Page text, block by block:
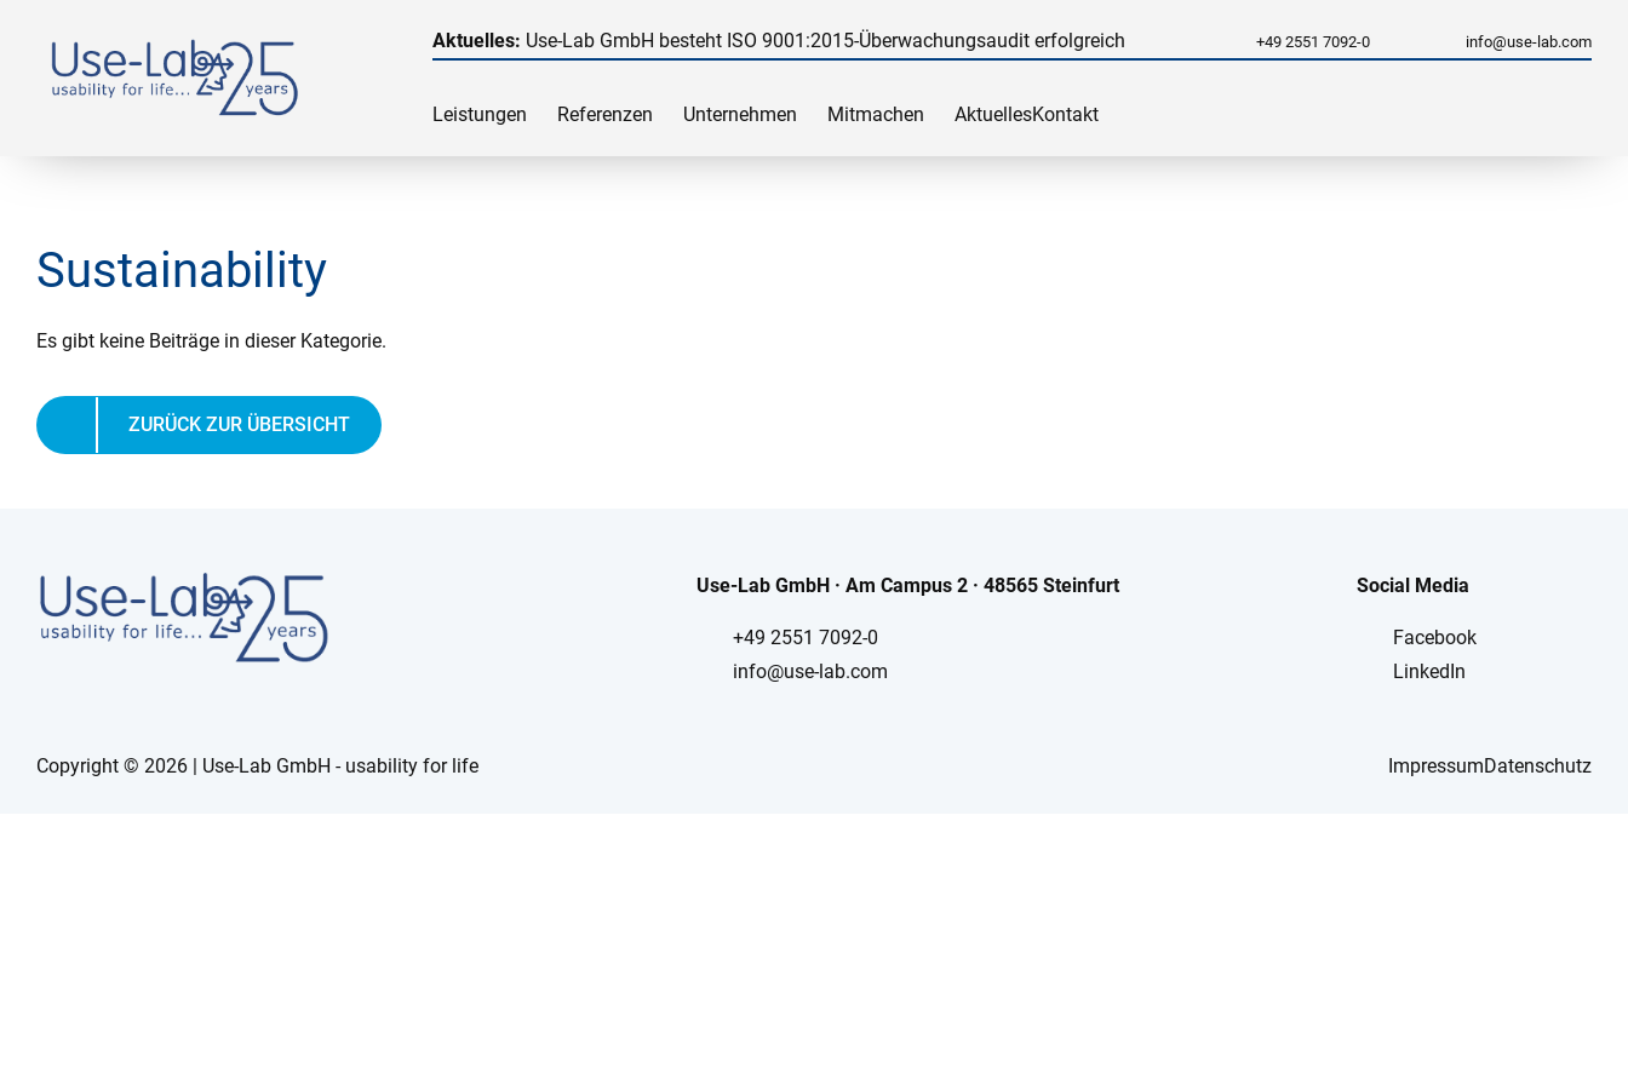
Aktuelles: Use-Lab GmbH besteht ISO 9001:2015-Überwachungsaudit erfolgreich +49 2551 7092-0 info@use-lab.com
Leistungen Referenzen Unternehmen Mitmachen AktuellesKontakt
Sustainability
Es gibt keine Beiträge in dieser Kategorie.
ZURÜCK ZUR ÜBERSICHT
Use-Lab GmbH · Am Campus 2 · 48565 Steinfurt
+49 2551 7092-0
info@use-lab.com
Social Media
Facebook
LinkedIn
Copyright © 2026 | Use-Lab GmbH - usability for life ImpressumDatenschutz